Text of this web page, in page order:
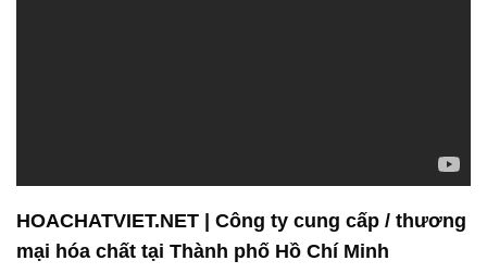
HOACHATVIET.NET | Công ty cung cấp / thương
mại hóa chất tại Thành phố Hồ Chí Minh